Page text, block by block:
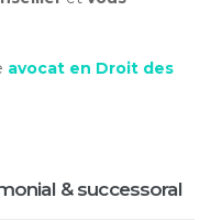
avocat en Droit des
& successoral